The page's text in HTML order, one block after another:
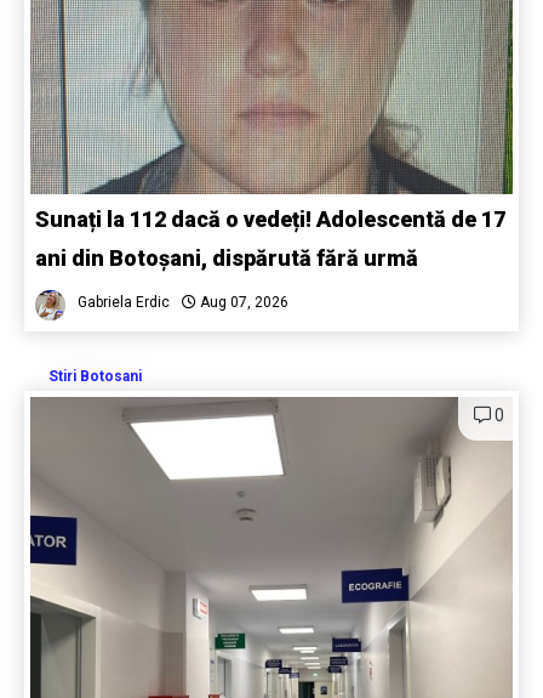
Sunați la 112 dacă o vedeți! Adolescentă de 17
ani din Botoșani, dispărută fără urmă
Gabriela Erdic Aug 07, 2026
Stiri Botosani
0